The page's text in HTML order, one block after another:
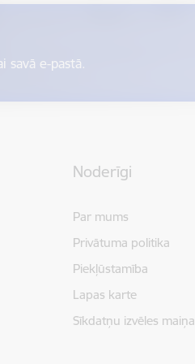
savā e-pastā.
Noderīgi
Par mums
Privātuma politika
Piekļūstamība
Lapas karte
Sīkdatņu izvēles maiņa